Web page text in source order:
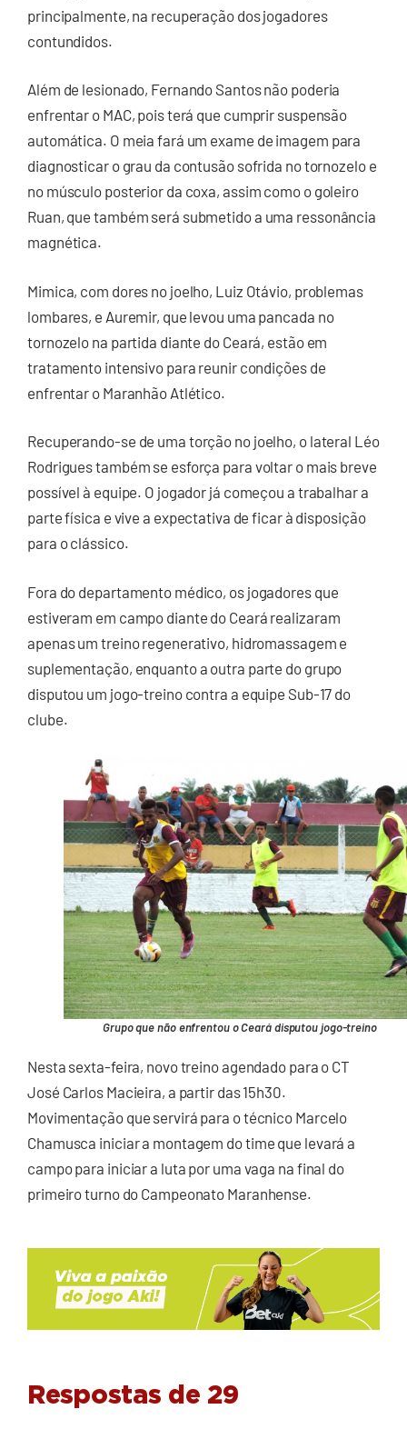
principalmente, na recuperação dos jogadores
contundidos.
Além de lesionado, Fernando Santos não poderia
enfrentar o MAC, pois terá que cumprir suspensão
automática. O meia fará um exame de imagem para
diagnosticar o grau da contusão sofrida no tornozelo e
no músculo posterior da coxa, assim como o goleiro
Ruan, que também será submetido a uma ressonância
magnética.
Mimica, com dores no joelho, Luiz Otávio, problemas
lombares, e Auremir, que levou uma pancada no
tornozelo na partida diante do Ceará, estão em
tratamento intensivo para reunir condições de
enfrentar o Maranhão Atlético.
Recuperando-se de uma torção no joelho, o lateral Léo
Rodrigues também se esforça para voltar o mais breve
possível à equipe. O jogador já começou a trabalhar a
parte física e vive a expectativa de ficar à disposição
para o clássico.
Fora do departamento médico, os jogadores que
estiveram em campo diante do Ceará realizaram
apenas um treino regenerativo, hidromassagem e
suplementação, enquanto a outra parte do grupo
disputou um jogo-treino contra a equipe Sub-17 do
clube.
Grupo que não enfrentou o Ceará disputou jogo-treino
Nesta sexta-feira, novo treino agendado para o CT
José Carlos Macieira, a partir das 15h30.
Movimentação que servirá para o técnico Marcelo
Chamusca iniciar a montagem do time que levará a
campo para iniciar a luta por uma vaga na final do
primeiro turno do Campeonato Maranhense.
Respostas de 29